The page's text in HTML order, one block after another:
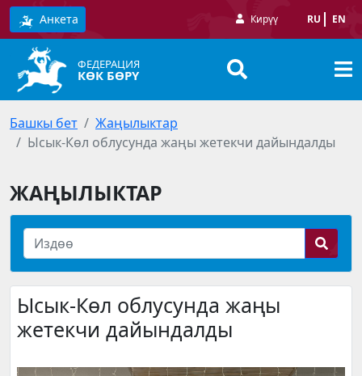
Анкета Кирүү RU EN
ФЕДЕРАЦИЯ
КӨК БӨРҮ
Башкы бет
Жаңылыктар
Ысык-Көл облусунда жаңы жетекчи дайындалды
ЖАҢЫЛЫКТАР
Ысык-Көл облусунда жаңы
жетекчи дайындалды